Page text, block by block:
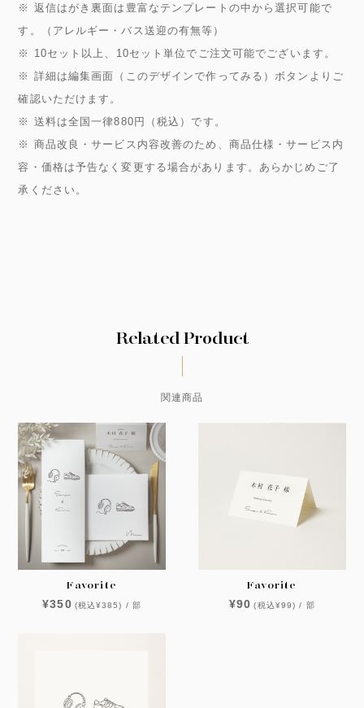
※ 返信はがき裏面は豊富なテンプレートの中から選択可能で
す。（アレルギー・バス送迎の有無等）
※ 10セット以上、10セット単位でご注文可能でございます。
※ 詳細は編集画面（このデザインで作ってみる）ボタンよりご
確認いただけます。
※ 送料は全国一律880円（税込）です。
※ 商品改良・サービス内容改善のため、商品仕様・サービス内
容・価格は予告なく変更する場合があります。あらかじめご了
承ください。
Related Product
関連商品
Favorite
¥350 (税込¥385) / 部
Favorite
¥90 (税込¥99) / 部